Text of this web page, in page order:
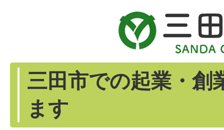
三田市での起業・創
ます